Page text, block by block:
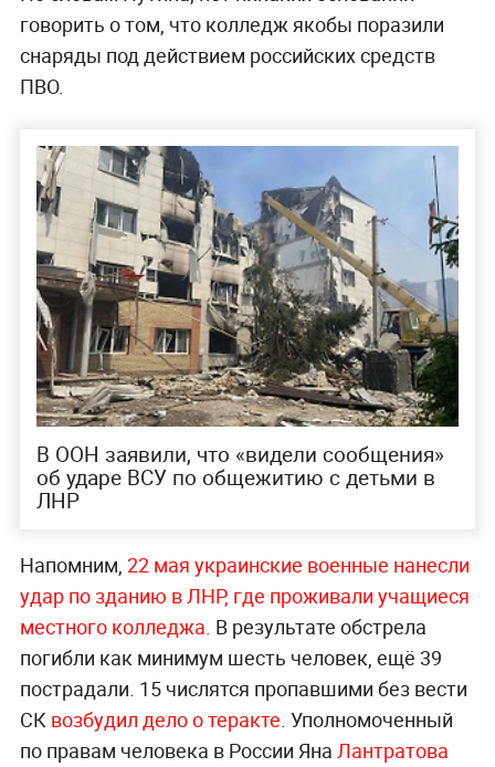
говорить о том, что колледж якобы поразили
снаряды под действием российских средств
ПВО.
В ООН заявили, что «видели сообщения»
об ударе ВСУ по общежитию с детьми в
ЛНР
Напомним, 22 мая украинские военные нанесли
удар по зданию в ЛНР, где проживали учащиеся
местного колледжа. В результате обстрела
погибли как минимум шесть человек, ещё 39
пострадали. 15 числятся пропавшими без вести
СК возбудил дело о теракте. Уполномоченный
по правам человека в России Яна Лантратова